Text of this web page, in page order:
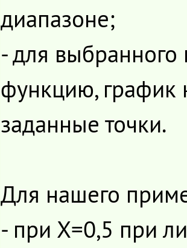
диапазоне;
- для
функцию, график
заданные точки.
Для нашего
- при Х=0,5 при